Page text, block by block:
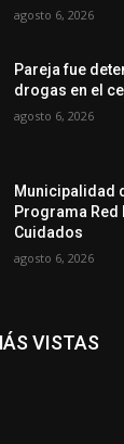
agosto 6, 2026
Pareja fue
drogas en el
agosto 6, 2026
Municipalidad
Programa Red
Cuidados
agosto 6, 2026
VISTAS